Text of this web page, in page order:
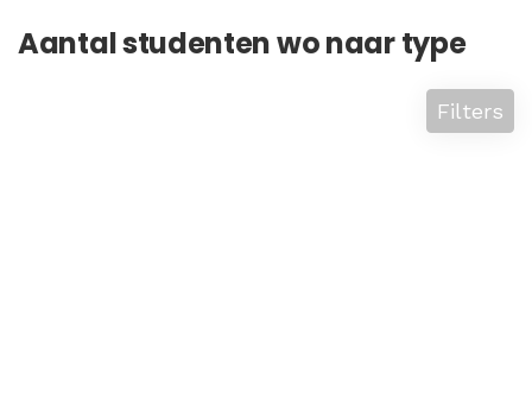
Aantal studenten wo naar type
Filters